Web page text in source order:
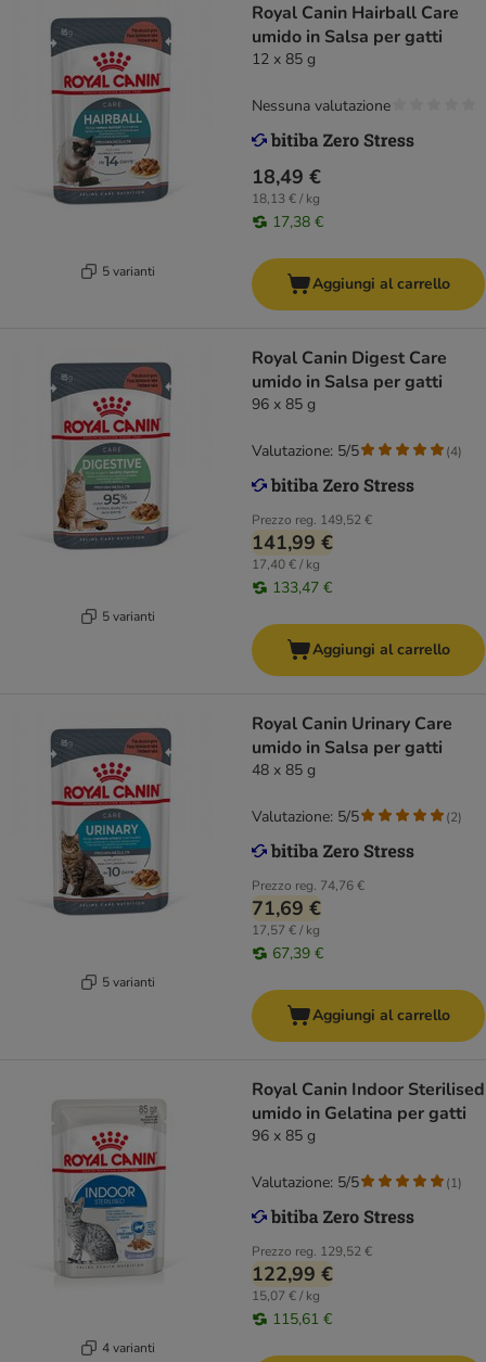
5 varianti
Royal Canin Hairball Care
umido in Salsa per gatti
12 x 85 g
18,49 €
18,13 € / kg
17,38 €
Nessuna valutazione
Aggiungi al carrello
5 varianti
Royal Canin Digest Care
umido in Salsa per gatti
96 x 85 g
Prezzo reg. 149,52 €
141,99 €
17,40 € / kg
133,47 €
Valutazione: 5/5 (4)
Aggiungi al carrello
5 varianti
Royal Canin Urinary Care
umido in Salsa per gatti
48 x 85 g
Prezzo reg. 74,76 €
71,69 €
17,57 € / kg
67,39 €
Valutazione: 5/5 (2)
Aggiungi al carrello
4 varianti
Royal Canin Indoor Sterilised
umido in Gelatina per gatti
96 x 85 g
Prezzo reg. 129,52 €
122,99 €
15,07 € / kg
115,61 €
Valutazione: 5/5 (1)